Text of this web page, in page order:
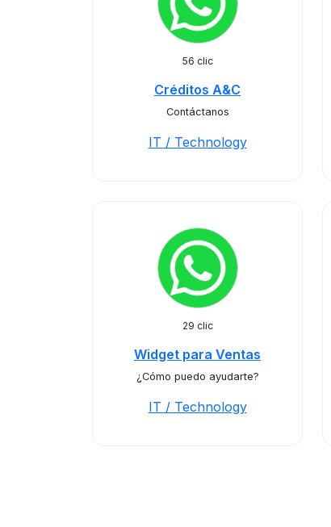
56 clic
Créditos A&C
Contáctanos
IT / Technology
29 clic
Widget para Ventas
¿Cómo puedo ayudarte?
IT / Technology